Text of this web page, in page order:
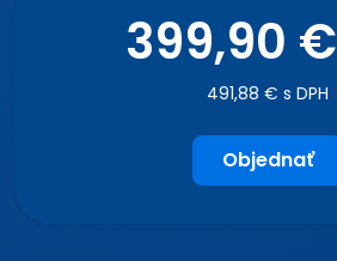
399,90 €
491,88 € s DPH
Objednať